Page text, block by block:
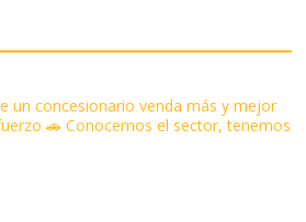
un concesionario venda más y mejor
🚗 Conocemos el sector, tenemos